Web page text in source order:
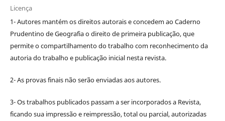
Licença
1- Autores mantém os direitos autorais e concedem ao Caderno
Prudentino de Geografia o direito de primeira publicação, que
permite o compartilhamento do trabalho com reconhecimento da
autoria do trabalho e publicação inicial nesta revista.
2- As provas finais não serão enviadas aos autores.
3- Os trabalhos publicados passam a ser incorporados a Revista,
ficando sua impressão e reimpressão, total ou parcial, autorizadas